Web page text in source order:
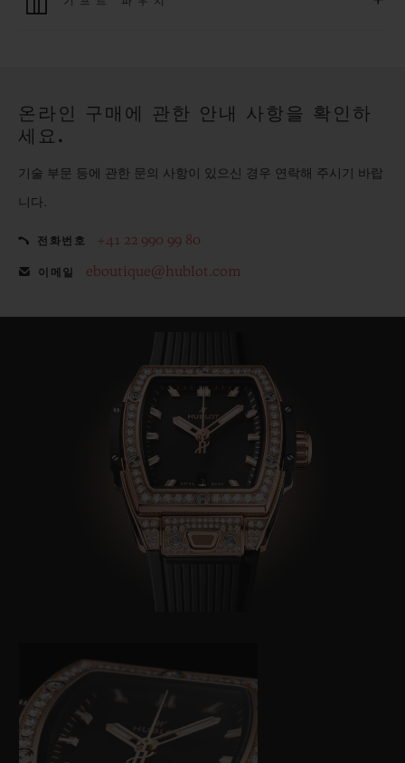
모든 제품은 빠르고 안전하게 결제가 가능하며, 개인정보를 안
온라인 구매에 관한 안내 사항을 확인하
세요.
기술 부문 등에 관한 문의 사항이 있으신 경우 연락해 주시기 바랍
니다.
전화번호 +41 22 990 99 80
이메일 eboutique@hublot.com